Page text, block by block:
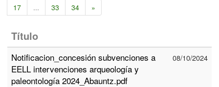
17
... 33 34 »
Título
Notificacion_concesión subvenciones a
EELL intervenciones arqueología y
paleontología 2024_Abauntz.pdf
08/10/2024